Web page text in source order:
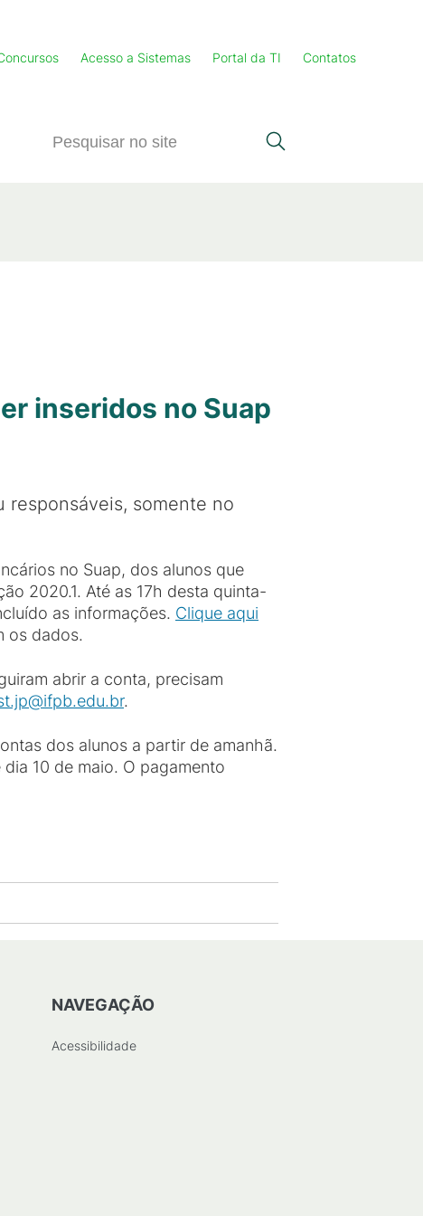
Acesso a Sistemas Portal da TI Contatos
inseridos no Suap
responsáveis, somente no
no Suap, dos alunos que
2020.1. Até as 17h desta quinta-
as informações. Clique aqui
os dados.
abrir a conta, precisam
.
dos alunos a partir de amanhã.
10 de maio. O pagamento
NAVEGAÇÃO
Acessibilidade